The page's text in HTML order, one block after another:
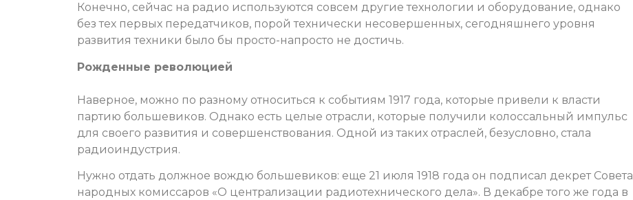
Конечно, сейчас на радио используются совсем другие технологии и оборудование, однако
без тех первых передатчиков, порой технически несовершенных, сегодняшнего уровня
развития техники было бы просто-напросто не достичь.
Рожденные революцией
Наверное, можно по разному относиться к событиям 1917 года, которые привели к власти
партию большевиков. Однако есть целые отрасли, которые получили колоссальный импульс
для своего развития и совершенствования. Одной из таких отраслей, безусловно, стала
радиоиндустрия.
Нужно отдать должное вождю большевиков: еще 21 июля 1918 года он подписал декрет Совета
народных комиссаров «О централизации радиотехнического дела». В декабре того же года в